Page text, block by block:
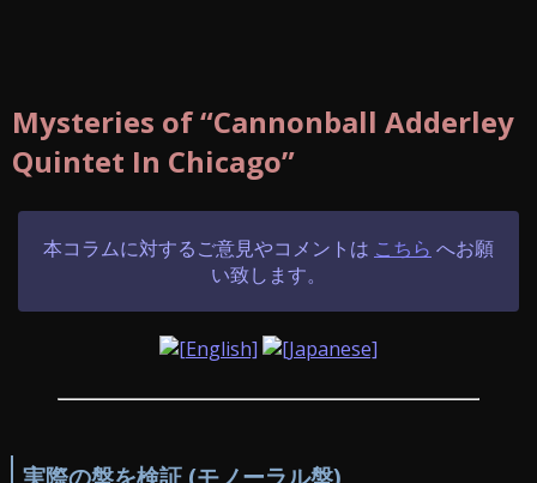
Mysteries of “Cannonball Adderley
Quintet In Chicago”
本コラムに対するご意見やコメントは こちら へお願
い致します。
実際の盤を検証 (モノーラル盤)